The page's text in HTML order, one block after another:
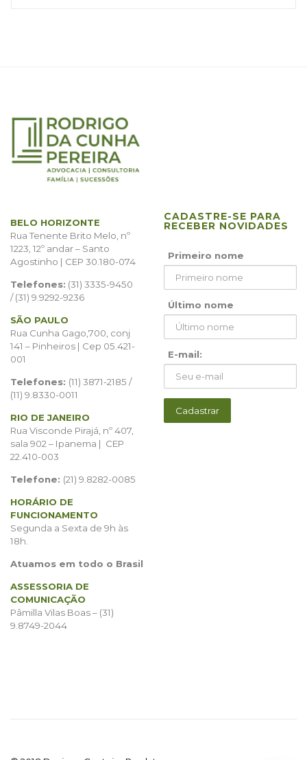
BELO HORIZONTE
Rua Tenente Brito Melo, nº
1223, 12º andar – Santo
Agostinho | CEP 30.180-074
Telefones: (31) 3335-9450
/ (31) 9.9292-9236
SÃO PAULO
Rua Cunha Gago,700, conj
141 – Pinheiros | Cep 05.421-
001
Telefones: (11) 3871-2185 /
(11) 9.8330-0011
RIO DE JANEIRO
Rua Visconde Pirajá, nº 407,
sala 902 – Ipanema | CEP
22.410-003
Telefone: (21) 9.8282-0085
HORÁRIO DE
FUNCIONAMENTO
Segunda a Sexta de 9h às
18h.
Atuamos em todo o Brasil
ASSESSORIA DE
COMUNICAÇÃO
Pâmilla Vilas Boas – (31)
9.8749-2044
CADASTRE-SE PARA
RECEBER NOVIDADES
Primeiro nome
Último nome
E-mail: